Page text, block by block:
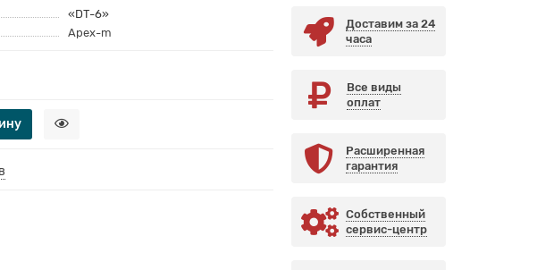
«DT-6»
Apex-m
Доставим за 24
часа
Все виды
оплат
Расширенная
гарантия
Собственный
сервис-центр